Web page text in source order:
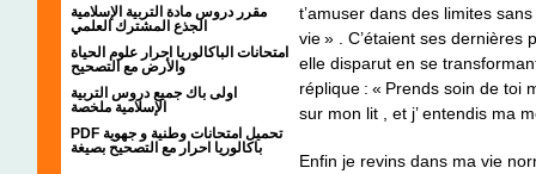
مقرر دروس مادة التربية الإسلامية
الجذع المشترك العلمي
امتحانات الباكالوريا احرار علوم الحياة
والأرض مع التصحيح
اولى باك جميع دروس التربية
الإسلامية ملخصة
PDF تحميل امتحانات وطنية و جهوية
باكالوريا احرار مع التصحيح بصيغة
t’amuser dans des limites
vie » . C’étaient ses
elle disparut en se
réplique : « Prends soin de toi
sur mon lit , et j’ entendis ma
Enfin je revins dans ma vie